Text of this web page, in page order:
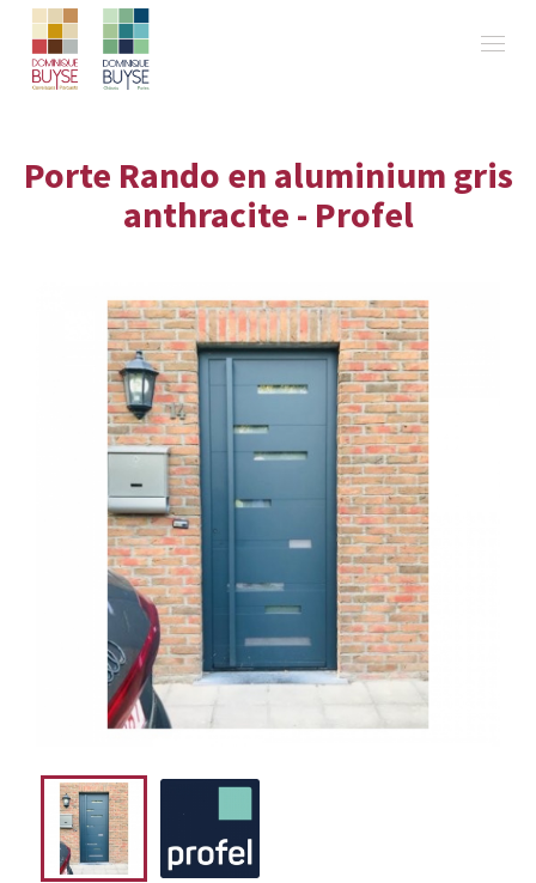
Porte Rando en aluminium gris
anthracite - Profel